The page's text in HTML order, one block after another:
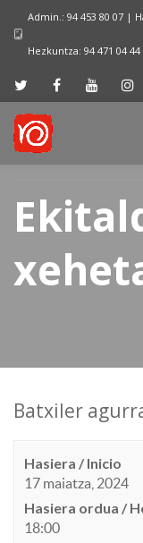
Admin.: 94 453 80 07 |
Hezkuntza: 94 471 04 44
Batxiler
Hasiera / Inicio
17 maiatza, 2024
Hasiera ordua /
18:00